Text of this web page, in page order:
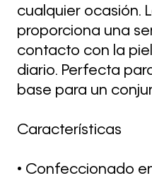
cualquier ocasión.
proporciona una
contacto con la
diario. Perfecta
base para un
Características
• Confeccionado